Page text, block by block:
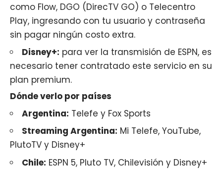
como Flow, DGO (DirecTV GO) o Telecentro
Play, ingresando con tu usuario y contraseña
sin pagar ningún costo extra.
Disney+: para ver la transmisión de ESPN, es
necesario tener contratado este servicio en su
plan premium.
Dónde verlo por países
Argentina: Telefe y Fox Sports
Streaming Argentina: Mi Telefe, YouTube,
PlutoTV y Disney+
Chile: ESPN 5, Pluto TV, Chilevisión y Disney+